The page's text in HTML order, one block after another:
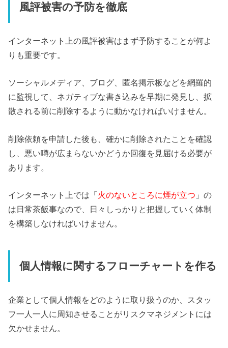
風評被害の予防を徹底
インターネット上の風評被害はまず予防することが何よ
りも重要です。
ソーシャルメディア、ブログ、匿名掲示板などを網羅的
に監視して、ネガティブな書き込みを早期に発見し、拡
散される前に削除するように動かなければいけません。
削除依頼を申請した後も、確かに削除されたことを確認
し、悪い噂が広まらないかどうか回復を見届ける必要が
あります。
インターネット上では「火のないところに煙が立つ 」の
は日常茶飯事なので、日々しっかりと把握していく体制
を構築しなければいけません。
個人情報に関するフローチャートを作る
企業として個人情報をどのように取り扱うのか、スタッ
フ一人一人に周知させることがリスクマネジメントには
欠かせません。